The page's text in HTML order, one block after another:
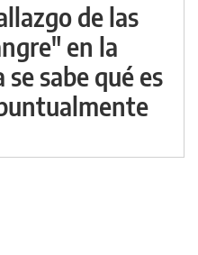
de las
en la
sabe qué es